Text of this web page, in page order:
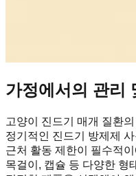
가정에서의 관리
고양이 진드기 매개 질환
정기적인 진드기 방제제
근처 활동 제한이 필수적
목걸이, 캡슐 등 다양한 형